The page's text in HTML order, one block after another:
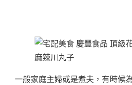
一般家庭主婦或是煮夫，有時候